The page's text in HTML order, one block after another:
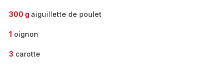
300 g aiguillette de poulet
1 oignon
3 carotte